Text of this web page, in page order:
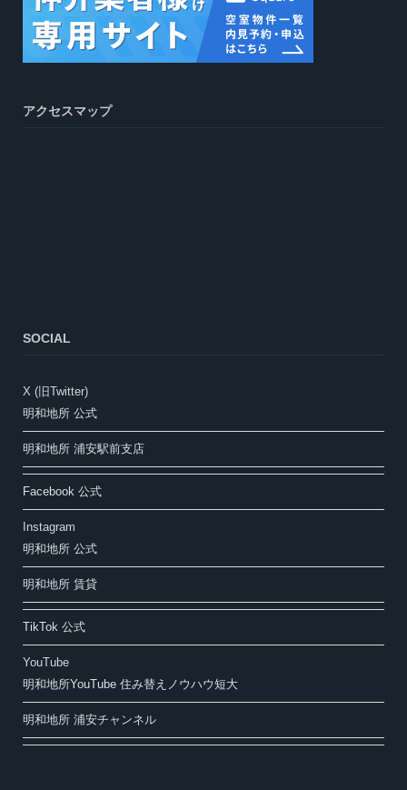
アクセスマップ
SOCIAL
X (旧Twitter)
明和地所 公式
明和地所 浦安駅前支店
Facebook 公式
Instagram
明和地所 公式
明和地所 賃貸
TikTok 公式
YouTube
明和地所YouTube 住み替えノウハウ短大
明和地所 浦安チャンネル